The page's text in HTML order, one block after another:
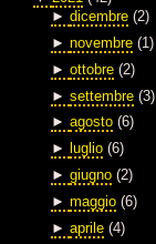
► dicembre (2)
► novembre (1)
► ottobre (2)
► settembre (3)
► agosto (6)
►
luglio (6)
► giugno (2)
► maggio (6)
► aprile (4)